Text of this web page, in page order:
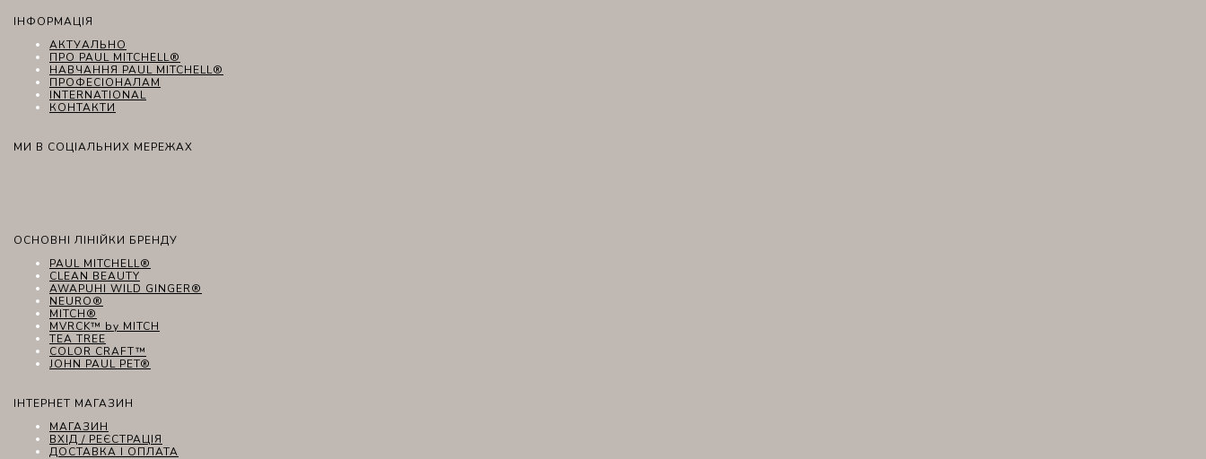
ІНФОРМАЦІЯ
АКТУАЛЬНО
ПРО PAUL MITCHELL®
НАВЧАННЯ PAUL MITCHELL®
ПРОФЕСІОНАЛАМ
INTERNATIONAL
КОНТАКТИ
МИ В СОЦІАЛЬНИХ МЕРЕЖАХ
ОСНОВНІ ЛІНІЙКИ БРЕНДУ
PAUL MITCHELL®
CLEAN BEAUTY
AWAPUHI WILD GINGER®
NEURO®
MITCH®
MVRCK™ by MITCH
TEA TREE
COLOR CRAFT™
JOHN PAUL PET®
ІНТЕРНЕТ МАГАЗИН
МАГАЗИН
ВХІД / РЕЄСТРАЦІЯ
ДОСТАВКА І ОПЛАТА